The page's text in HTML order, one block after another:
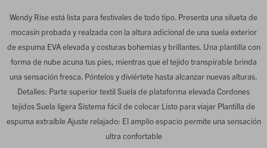
Wendy Rise está lista para festivales de todo tipo. Presenta una silueta de
mocasín probada y realzada con la altura adicional de una suela exterior
de espuma EVA elevada y costuras bohemias y brillantes. Una plantilla con
forma de nube acuna tus pies, mientras que el tejido transpirable brinda
una sensación fresca. Póntelos y diviértete hasta alcanzar nuevas alturas.
Detalles: Parte superior textil Suela de plataforma elevada Cordones
tejidos Suela ligera Sistema fácil de colocar Listo para viajar Plantilla de
espuma extraíble Ajuste relajado: El amplio espacio permite una sensación
ultra confortable